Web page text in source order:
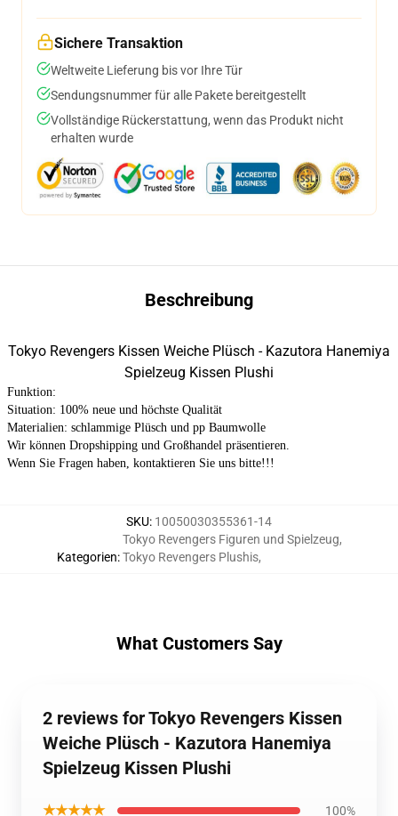
Sichere Transaktion
Weltweite Lieferung bis vor Ihre Tür
Sendungsnummer für alle Pakete bereitgestellt
Vollständige Rückerstattung, wenn das Produkt nicht
erhalten wurde
Beschreibung
Tokyo Revengers Kissen Weiche Plüsch - Kazutora Hanemiya
Spielzeug Kissen Plushi
Funktion:
Situation: 100% neue und höchste Qualität
Materialien: schlammige Plüsch und pp Baumwolle
Wir können Dropshipping und Großhandel präsentieren.
Wenn Sie Fragen haben, kontaktieren Sie uns bitte!!!
SKU: 10050030355361-14
Kategorien:
Tokyo Revengers Figuren und Spielzeug,
Tokyo Revengers Plushis,
What Customers Say
2 reviews for Tokyo Revengers Kissen
Weiche Plüsch - Kazutora Hanemiya
Spielzeug Kissen Plushi
★★★★★ 100%